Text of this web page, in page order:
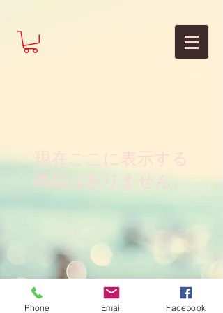
現在ここに表示する
商品はありません。
Phone Email Facebook